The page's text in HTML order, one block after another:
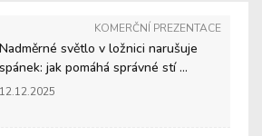
KOMERČNÍ PREZENTACE
Nadměrné světlo v ložnici narušuje
spánek: jak pomáhá správné stí ...
12.12.2025